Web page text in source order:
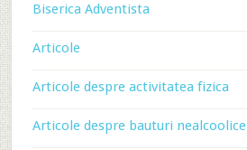
Biserica Adventista
Articole
Articole despre activitatea fizica
Articole despre bauturi nealcoolice